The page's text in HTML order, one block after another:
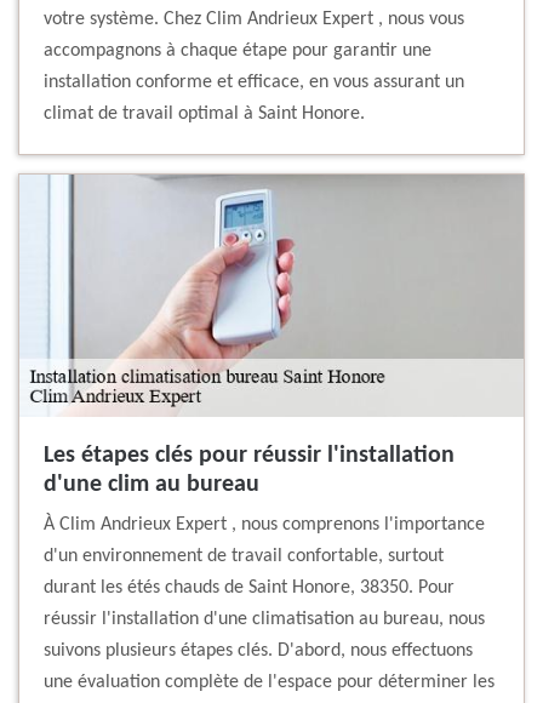
votre système. Chez Clim Andrieux Expert , nous vous
accompagnons à chaque étape pour garantir une
installation conforme et efficace, en vous assurant un
climat de travail optimal à Saint Honore.
Les étapes clés pour réussir l'installation
d'une clim au bureau
À Clim Andrieux Expert , nous comprenons l'importance
d'un environnement de travail confortable, surtout
durant les étés chauds de Saint Honore, 38350. Pour
réussir l'installation d'une climatisation au bureau, nous
suivons plusieurs étapes clés. D'abord, nous effectuons
une évaluation complète de l'espace pour déterminer les